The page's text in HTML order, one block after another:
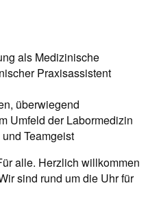
als Medizinische
Praxisassistent
überwiegend
Umfeld der Labormedizin
Teamgeist
alle. Herzlich willkommen
sind rund um die Uhr für